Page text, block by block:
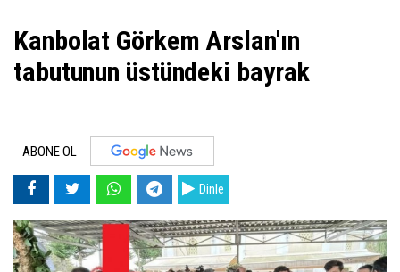
Kanbolat Görkem Arslan'ın
tabutunun üstündeki bayrak
ABONE OL
Dinle